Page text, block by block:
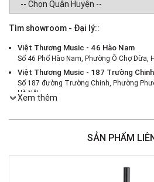
Tìm showroom - Đại lý::
Việt Thương Music - 46 Hào Nam
Số 46 Phố Hào Nam, Phường Ô Chợ Dừa,
Việt Thương Music - 187 Trường
Số 187 đường Trường Chinh, Phường
Hà Nội
386 Cách Mạng Tháng Tám, Phường
Việt Thương Music - 369 Điện Biên Phủ
Việt Thương Music - 180 Võ Thị Sáu
Xem thêm
SẢN PHẨM